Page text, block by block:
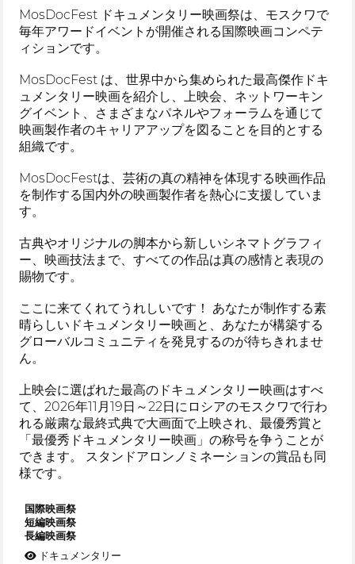
MosDocFest ドキュメンタリー映画祭は、モスクワで
毎年アワードイベントが開催される国際映画コンペテ
ィションです。
MosDocFest は、世界中から集められた最高傑作ドキ
ュメンタリー映画を紹介し、上映会、ネットワーキン
グイベント、さまざまなパネルやフォーラムを通じて
映画製作者のキャリアアップを図ることを目的とする
組織です。
MosDocFestは、芸術の真の精神を体現する映画作品
を制作する国内外の映画製作者を熱心に支援していま
す。
古典やオリジナルの脚本から新しいシネマトグラフィ
ー、映画技法まで、すべての作品は真の感情と表現の
賜物です。
ここに来てくれてうれしいです！ あなたが制作する素
晴らしいドキュメンタリー映画と、あなたが構築する
グローバルコミュニティを発見するのが待ちきれませ
ん。
上映会に選ばれた最高のドキュメンタリー映画はすべ
て、2026年11月19日～22日にロシアのモスクワで行わ
れる厳粛な最終式典で大画面で上映され、最優秀賞と
「最優秀ドキュメンタリー映画」の称号を争うことが
できます。 スタンドアロンノミネーションの賞品も同
様です。
国際映画祭
短編映画祭
長編映画祭
ドキュメンタリー